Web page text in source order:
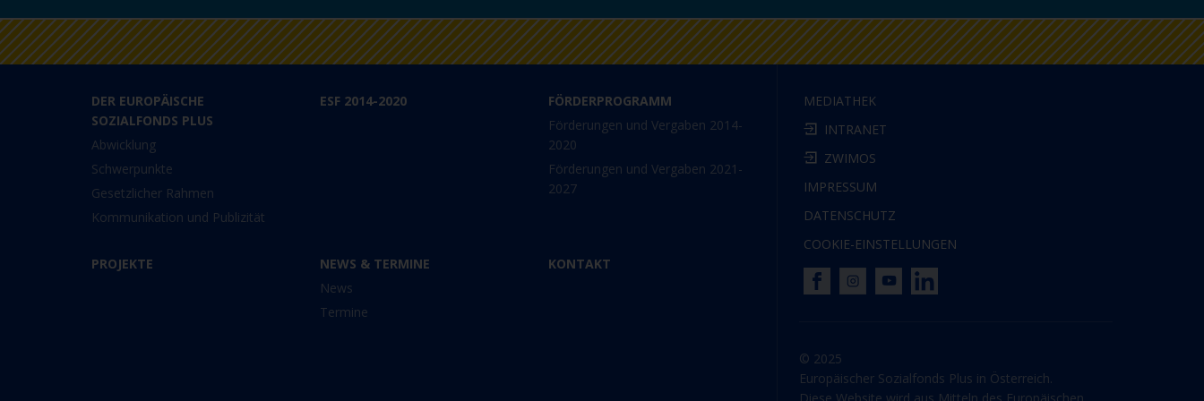
DER EUROPÄISCHE
SOZIALFONDS PLUS
Abwicklung
Schwerpunkte
Gesetzlicher Rahmen
Kommunikation und Publizität
ESF 2014-2020
FÖRDERPROGRAMM
Förderungen und Vergaben 2014-
2020
Förderungen und Vergaben 2021-
2027
PROJEKTE
NEWS & TERMINE
News
Termine
KONTAKT
MEDIATHEK
INTRANET
ZWIMOS
IMPRESSUM
DATENSCHUTZ
COOKIE-EINSTELLUNGEN
© 2025
Europäischer Sozialfonds Plus in Österreich.